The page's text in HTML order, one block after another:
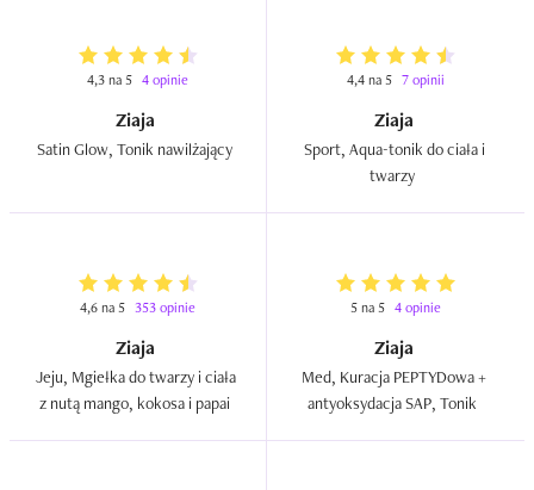
4,3 na 5 4 opinie
Ziaja
4,4 na 5 7 opinii
Ziaja
Sport, Aqua-tonik do ciała i
4,6 na 5 353 opinie
Ziaja
Jeju, Mgiełka do twarzy i ciała
5 na 5 4 opinie
Ziaja
Med, Kuracja PEPTYDowa +